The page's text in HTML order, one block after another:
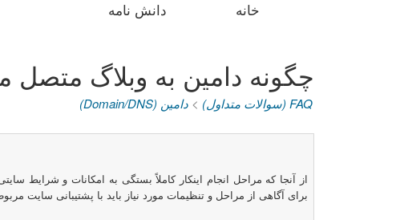
خانه دانش نامه
چگونه دامین به وبلاگ متصل
FAQ (سوالات متداول) > دامین (Domain/DNS)
از آنجا که مراحل انجام اینکار کاملاً بستگی به امکانات و شرایط
برای آگاهی از مراحل و تنظیمات مورد نیاز باید با پشتیبانی سایت